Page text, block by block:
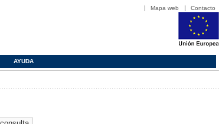
Mapa web Contacto
AYUDA